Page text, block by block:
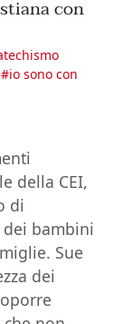
con
#io sono con
della CEI,
di
dei bambini
Sue
dei